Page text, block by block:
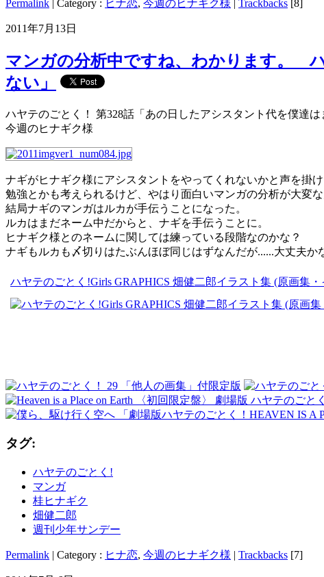
Permalink | Category : ヒナ恋, 今週のヒナギク様 | Trackbacks [8]
2011年7月13日
マンガの分析中ですね、わかります。
ない」
ハヤテのごとく！ 第328話「あの日したアシスタント代を僕達は
今週のヒナギク様
ナギがヒナギク様にアシスタントをやってくれないかと声を掛
勉強とかも考えられるけど、やはり面白いマンガの分析が大変な
結局ナギのマンガはルカが手伝うことになった。
ルカはまだネーム中だからと、ナギを手伝うことに。
ヒナギク様とのネームに関しては練っている段階なのかな？
ナギもルカも〆切りはたぶんほぼ同じはずなんだが......大丈夫か
ハヤテのごとく!Girls GRAPHICS 畑健二郎イラスト集 (原画集
タグ:
ハヤテのごとく!
マンガ
桂ヒナギク
畑健二郎
週刊少年サンデー
Permalink | Category : ヒナ恋, 今週のヒナギク様 | Trackbacks [7]